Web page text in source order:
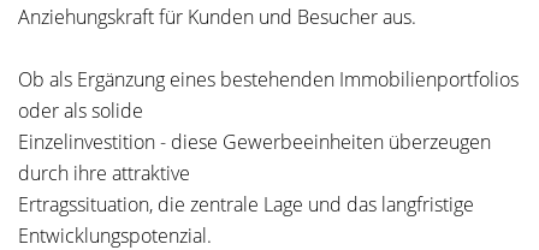
Anziehungskraft für Kunden und Besucher aus.
Ob als Ergänzung eines bestehenden Immobilienportfolios
oder als solide
Einzelinvestition - diese Gewerbeeinheiten überzeugen
durch ihre attraktive
Ertragssituation, die zentrale Lage und das langfristige
Entwicklungspotenzial.